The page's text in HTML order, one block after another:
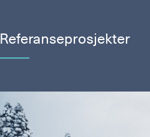
Referanse­prosjekter